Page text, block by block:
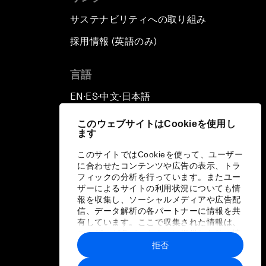
このウェブサイトはCookieを使用し
ます
このサイトではCookieを使って、ユーザー
に合わせたコンテンツや広告の表示、トラ
フィックの分析を行っています。またユー
ザーによるサイトの利用状況についても情
報を収集し、ソーシャルメディアや広告配
信、データ解析の各パートナーに情報を共
有しています。ここで収集された情報は、
ユーザーが各パートナーに提供した他の情
報や各パートナーのサービスを使用した際
に収集された情報と組み合わされ、各パー
拒否
サステナビリティへの取り組み
採用情報 (英語のみ)
言語
EN ▪ ES▪中文▪ 日本語